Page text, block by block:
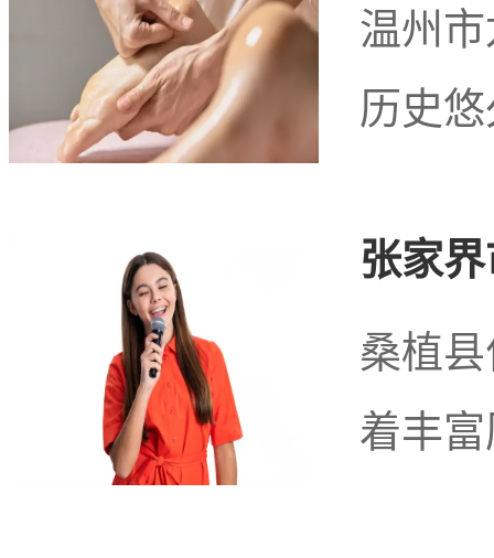
便宜的 大众的 我目前都去过 只能说便宜的真
还可以看的出来年轻时应该不是太丑 但是岁月
温州
历史
张家
桑植
着丰